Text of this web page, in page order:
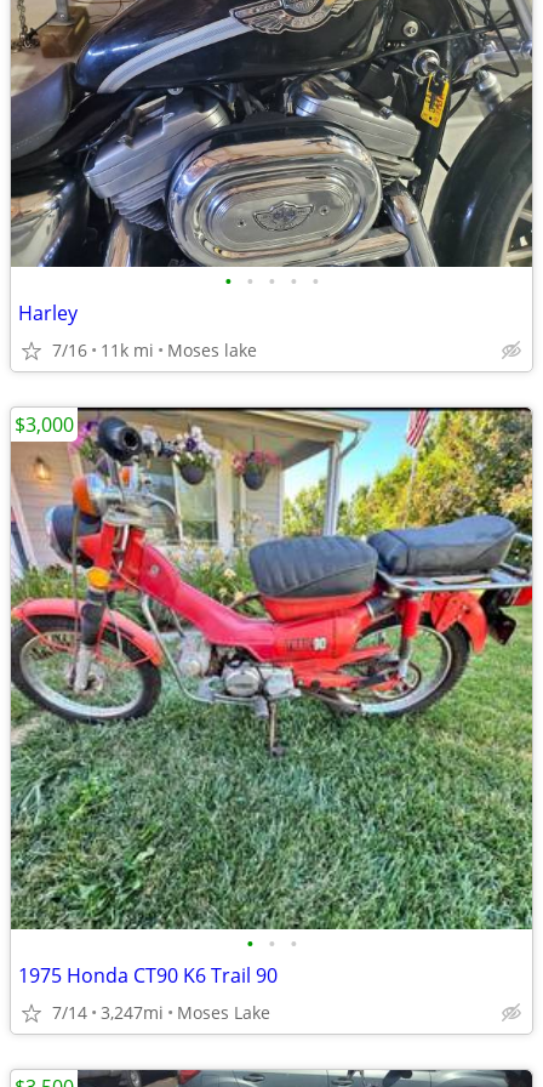
• • • • •
Harley
7/16 11k mi Moses lake
• • •
1975 Honda CT90 K6 Trail 90
7/14 3,247mi Moses Lake
$3,000